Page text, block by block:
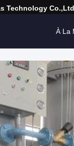
Technology Co.,Ltd
À La